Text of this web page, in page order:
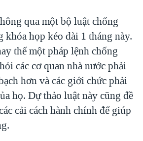
qua một bộ luật chống
khóa họp kéo dài 1 tháng này.
thế một pháp lệnh chống
các cơ quan nhà nước phải
hơn và các giới chức phải
họ. Dự thảo luật này cũng đề
cải cách hành chính để giúp